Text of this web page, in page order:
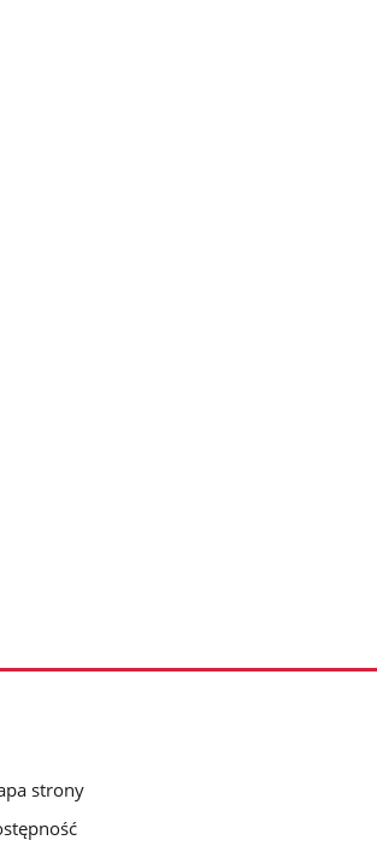
strony